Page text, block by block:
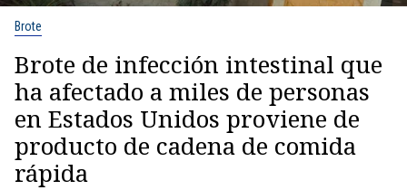
Brote
Brote de infección intestinal que
ha afectado a miles de personas
en Estados Unidos proviene de
producto de cadena de comida
rápida